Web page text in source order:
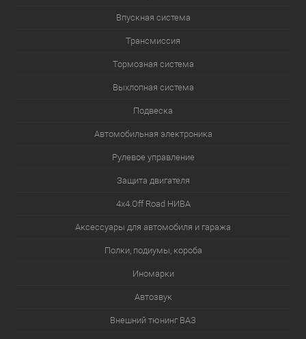
Впускная система
Трансмиссия
Тормозная система
Выхлопная система
Подвеска
Автомобильная электроника
Рулевое управление
Защита двигателя
4х4.Off Road НИВА
Аксессуары для автомобиля и гаража
Полки, подиумы, короба
Иномарки
Автозвук
Внешний тюнинг ВАЗ